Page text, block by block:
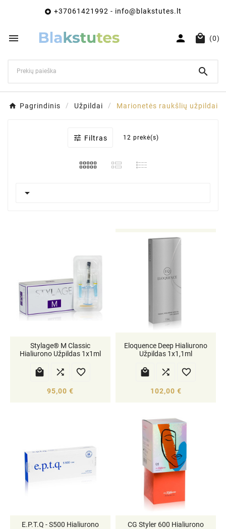
 +37061421992 - info@blakstutes.lt
   (0)

Pagrindinis Užpildai Marionetės raukšlių užpildai
 Filtras 12 prekė(s)

Stylage® M Classic
Hialiurono Užpildas 1x1ml
  
95,00 €
Eloquence Deep Hialiurono
Užpildas 1x1,1ml
  
102,00 €
E.P.T.Q - S500 Hialiurono
CG Styler 600 Hialiurono